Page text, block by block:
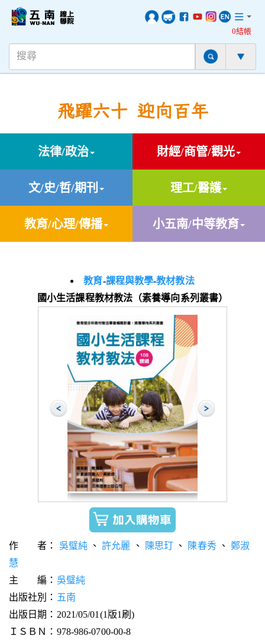
0結帳
飛躍六十 迎向百年
法律/政治 財經/商管/觀光
文/史/哲/期刊 理工/醫護
教育/心理/傳播 小五南/中等教育
教育-課程與教學-教材教法
國小生活課程教材教法（素養導向系列叢書）
作 者： 吳璧純、許允麗 、 陳思玎 、 陳春秀、鄭淑
慧
主 編： 吳璧純
出版社別： 五南
出版日期：2021/05/01(1版1刷)
ＩＳＢＮ：978-986-0700-00-8